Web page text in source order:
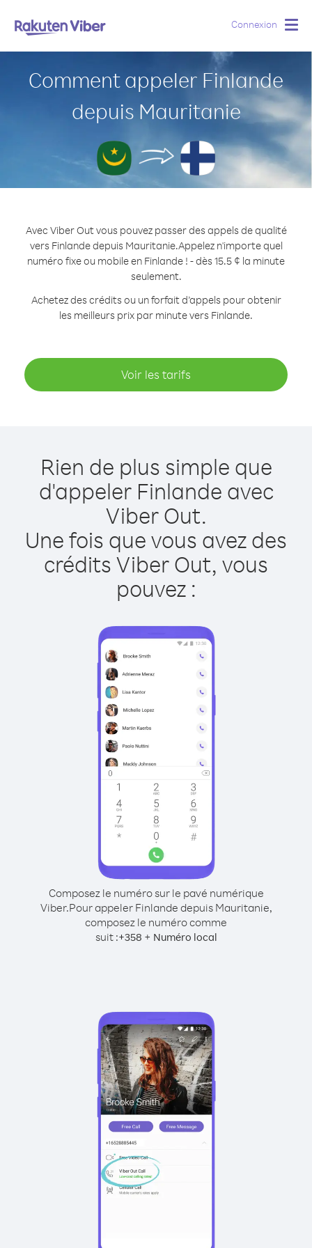
Connexion
Comment appeler Finlande
depuis Mauritanie
Avec Viber Out vous pouvez passer des appels de qualité
vers Finlande depuis Mauritanie.Appelez n'importe quel
numéro fixe ou mobile en Finlande ! - dès 15.5 ¢ la minute
seulement.
Achetez des crédits ou un forfait d’appels pour obtenir
les meilleurs prix par minute vers Finlande.
Voir les tarifs
Rien de plus simple que
d'appeler Finlande avec
Viber Out.
Une fois que vous avez des
crédits Viber Out, vous
pouvez :
Composez le numéro sur le pavé numérique
Viber.Pour appeler Finlande depuis Mauritanie,
composez le numéro comme
suit :+358 + Numéro local